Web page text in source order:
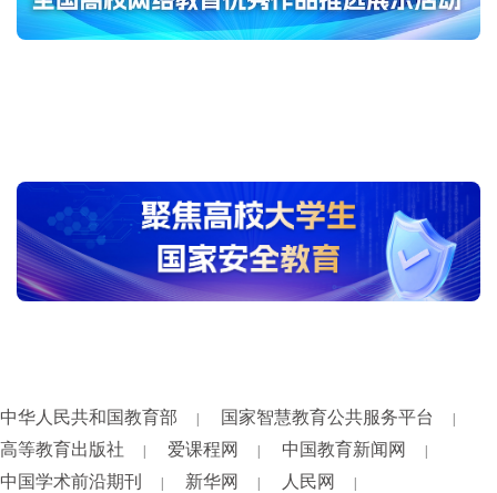
中华人民共和国教育部 国家智慧教育公共服务平台
高等教育出版社 爱课程网 中国教育新闻网
中国学术前沿期刊 新华网 人民网